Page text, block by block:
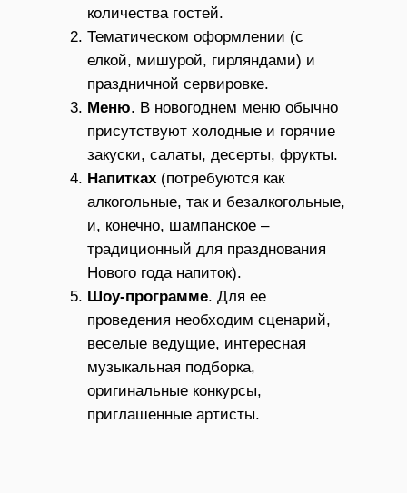
количества гостей.
Тематическом оформлении (с
елкой, мишурой, гирляндами) и
праздничной сервировке.
Меню. В новогоднем меню обычно
присутствуют холодные и горячие
закуски, салаты, десерты, фрукты.
Напитках (потребуются как
алкогольные, так и безалкогольные,
и, конечно, шампанское –
традиционный для празднования
Нового года напиток).
Шоу-программе. Для ее
проведения необходим сценарий,
веселые ведущие, интересная
музыкальная подборка,
оригинальные конкурсы,
приглашенные артисты.